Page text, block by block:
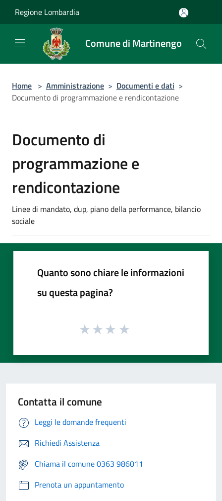
Regione Lombardia
Comune di Martinengo
Home > Amministrazione > Documenti e dati >
Documento di programmazione e rendicontazione
Documento di
programmazione e
rendicontazione
Linee di mandato, dup, piano della performance, bilancio
sociale
Quanto sono chiare le informazioni
su questa pagina?
Contatta il comune
Leggi le domande frequenti
Richiedi Assistenza
Chiama il comune 0363 986011
Prenota un appuntamento